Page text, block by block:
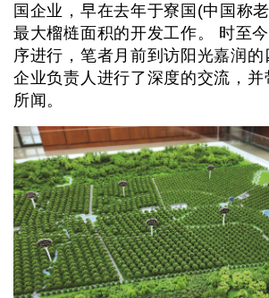
国企业，早在去年于寮国(中国称
最大榴梿面积的开发工作。 时至
序进行，笔者月前到访阳光嘉润
企业负责人进行了深度的交流，
所闻。